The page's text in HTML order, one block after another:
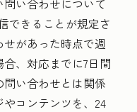
い合わせについて
できることが規定さ
があった時点で週
、対応までに7日間
い合わせとは関係
コンテンツを、24